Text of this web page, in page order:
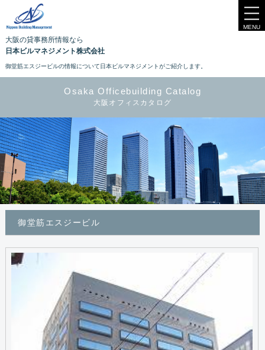
MENU
大阪の貸事務所情報なら
日本ビルマネジメント株式会社
御堂筋エスジービルの情報について日本ビルマネジメントがご紹介します。
Osaka Officebuilding Catalog
大阪オフィスカタログ
御堂筋エスジービル